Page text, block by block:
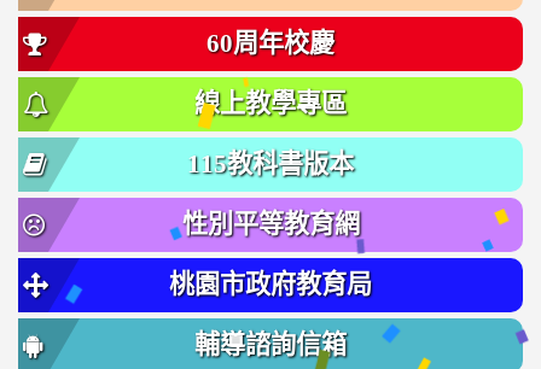
60周年校慶
線上教學專區
115教科書版本
性別平等教育網
桃園市政府教育局
輔導諮詢信箱